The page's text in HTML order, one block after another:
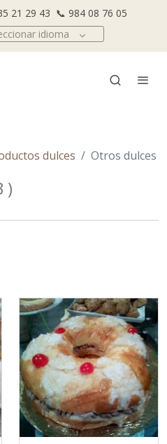
21 29 43 📞 984 08 76 05
idioma
dulces Otros dulces
)